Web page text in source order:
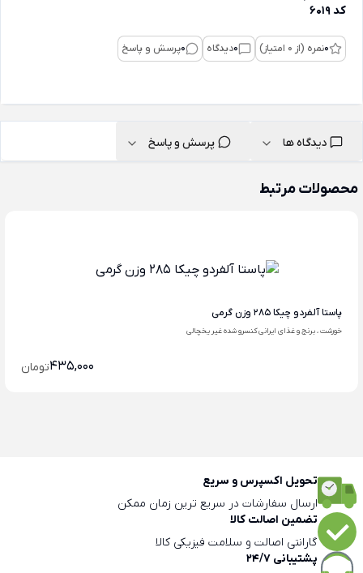
کد 6019
0نمره (از 0 امتیاز) 0دیدگاه 0پرسش و پاسخ
دیدگاه ها پرسش و پاسخ
محصولات مرتبط
پاستا آلفردو چیکا 285 وزن گرمی
خورشت ، برنج و غذای ایرانی کنسرو شده غیر یخچالی
435,000تومان
تحویل اکسپرس و سریع
ارسال سفارشات در سریع ترین زمان ممکن
تضمین اصالت کالا
گارانتی اصالت و سلامت فیزیکی کالا
پشتیبانی 24/7